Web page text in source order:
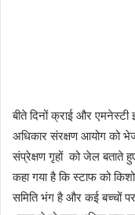
बीते दिनों क्राई और
अधिकार संरक्षण आयोग को
संप्रेक्षण गृहों को जेल बताते
कहा गया है कि स्टाफ को
समिति भंग है और कई बच्चों